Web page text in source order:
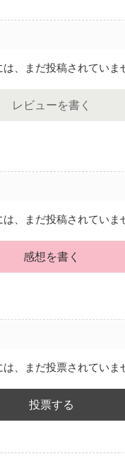
は、まだ投稿されていま
レビューを書く
は、まだ投稿されていま
感想を書く
は、まだ投票されていま
投票する